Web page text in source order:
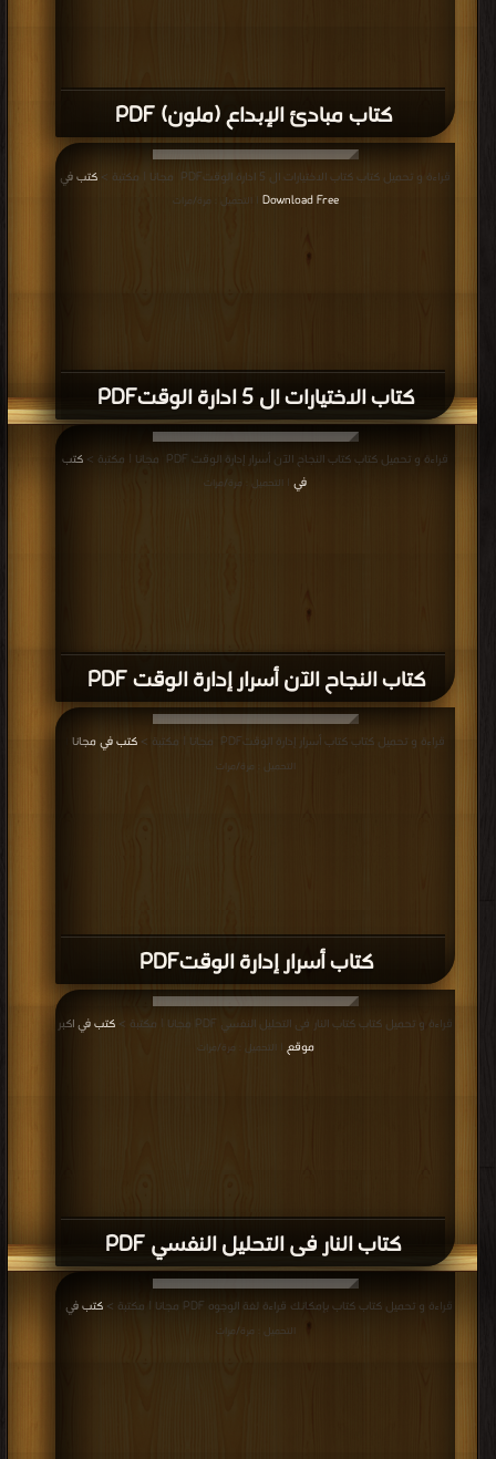
كتاب مبادئ الإبداع (ملون) PDF
كتاب ‎الاختيارات ال 5 ادارة الوقت‎ PDF
قراءة و تحميل كتاب كتاب ‎الاختيارات ال 5 ادارة الوقت‎ PDF مجانا | مكتبة >
كتب في
Download Free
| التحميل : مرة/مرات
كتاب ‎‫النجاح الآن أسرار إدارة الوقت ‎ PDF
قراءة و تحميل كتاب كتاب ‎‫النجاح الآن أسرار إدارة الوقت ‎ PDF مجانا | مكتبة >
كتب
في
| التحميل : مرة/مرات
كتاب ‎أسرار إدارة الوقت‎ PDF
قراءة و تحميل كتاب كتاب ‎أسرار إدارة الوقت‎ PDF مجانا | مكتبة > كتب في مجانا
التحميل : مرة/مرات
كتاب النار فى التحليل النفسي PDF
قراءة و تحميل كتاب كتاب النار فى التحليل النفسي PDF مجانا | مكتبة >
كتب في اكبر
موقع
| التحميل : مرة/مرات
قراءة و تحميل كتاب كتاب بإمكانك قراءة لغة الوجوه PDF مجانا | مكتبة > كتب في
التحميل : مرة/مرات